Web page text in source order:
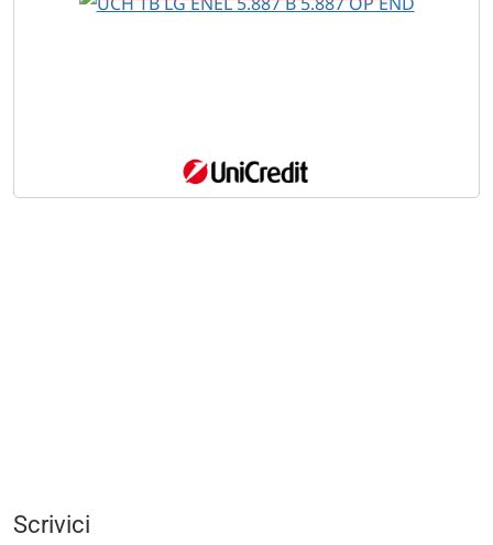
Scrivici